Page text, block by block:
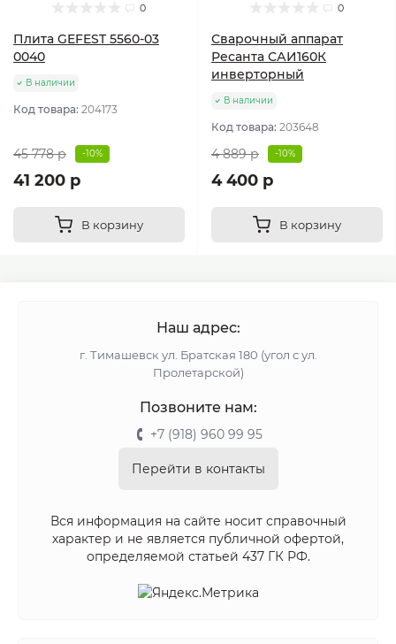
0
Плита GEFEST 5560-03
0040
В наличии
Код товара: 204173
45 778 р -10%
41 200 р
В корзину
0
Сварочный аппарат
Ресанта САИ160К
инверторный
В наличии
Код товара: 203648
4 889 р -10%
4 400 р
В корзину
Наш адрес:
г. Тимашевск ул. Братская 180 (угол с ул.
Пролетарской)
Позвоните нам:
+7 (918) 960 99 95
Перейти в контакты
Вся информация на сайте носит справочный
характер и не является публичной офертой,
определяемой статьей 437 ГК РФ.